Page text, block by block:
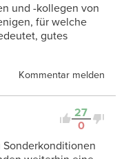
und -kollegen von
für welche
gutes
Kommentar melden
27
0
Sonderkonditionen